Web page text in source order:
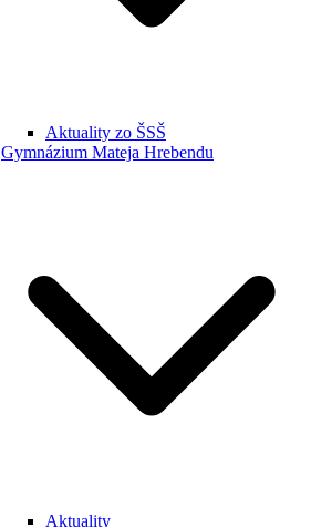
Aktuality zo ŠSŠ
Gymnázium Mateja Hrebendu
Aktuality